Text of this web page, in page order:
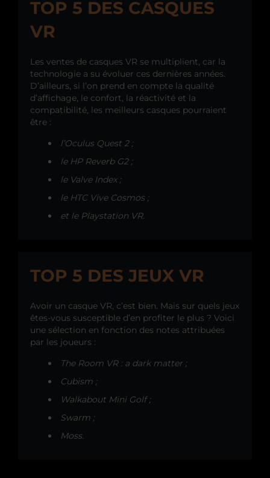
TOP 5 DES CASQUES
VR
Les ventes de casques VR se multiplient, car la
technologie a su évoluer ces dernières années.
D’ailleurs, si l’on prend en compte la qualité
d’affichage, le confort, la réactivité et la
compatibilité, les meilleurs casques pourraient
être :
l’Oculus Quest 2 ;
le HP Reverb G2 ;
le Valve Index ;
le HTC Vive Cosmos ;
et le Playstation VR.
TOP 5 DES JEUX VR
Avoir un casque VR, c’est bien. Mais sur quels jeux
êtes-vous susceptible d’en profiter le plus ? Voici
une sélection en fonction des notes attribuées
par les joueurs :
The Room VR : a dark matter ;
Cubism ;
Walkabout Mini Golf ;
Swarm ;
Moss.